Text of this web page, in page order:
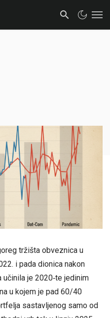
tržišta obveznica u
i pada dionica nakon
učinila je 2020‑te jedinim
u kojem je pad 60/40
sastavljenog samo od